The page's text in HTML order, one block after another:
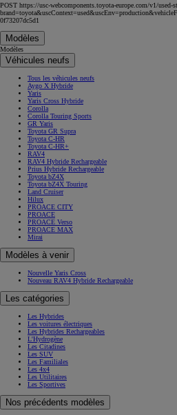
POST https://usc-webcomponents.toyota-europe.com/v1/used-
0f73207dc5d1
Modèles
Modèles
Véhicules neufs
Tous les véhicules neufs
Aygo X Hybride
Yaris
Yaris Cross Hybride
Corolla
Corolla Touring Sports
GR Yaris
Toyota GR Supra
Toyota C-HR
Toyota C-HR+
RAV4
RAV4 Hybride Rechargeable
Prius Hybride Rechargeable
Toyota bZ4X
Toyota bZ4X Touring
Land Cruiser
Hilux
PROACE CITY
PROACE
PROACE Verso
PROACE MAX
Mirai
Modèles à venir
Nouvelle Yaris Cross
Nouveau RAV4 Hybride Rechargeable
Les catégories
Les Hybrides
Les voitures électriques
Les Hybrides Rechargeables
L'Hydrogène
Les Citadines
Les SUV
Les Familiales
Les 4x4
Les Utilitaires
Les Sportives
Nos précédents modèles